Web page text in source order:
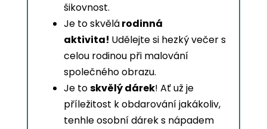
šikovnost.
Je to skvělárodinná
aktivita! Udělejte si hezký večer s
celou rodinou při malování
společného obrazu.
Je toskvělý dárek! Ať už je
příležitost k obdarování jakákoliv,
tenhle osobní dárek s nápadem